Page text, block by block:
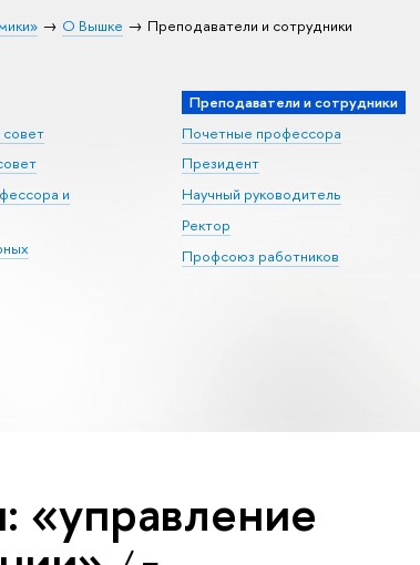
О Вышке Преподаватели и сотрудники
и
Преподаватели и сотрудники
Почетные профессора
Президент
Научный руководитель
Ректор
Профсоюз работников
«управление